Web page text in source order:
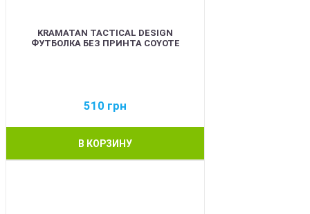
KRAMATAN TACTICAL DESIGN
ФУТБОЛКА БЕЗ ПРИНТА COYOTE
510 грн
В КОРЗИНУ